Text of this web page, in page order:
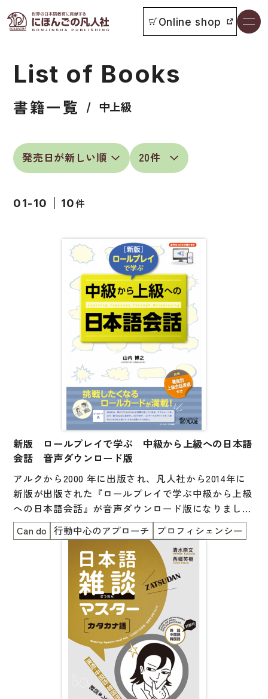
書籍一覧
お知らせ
イベント
教科書採用について
書籍の内容について
著作権について
原稿・企画の持ち込みについて
その他の質問
わたしたちについて
お問い合わせ
書店様向け
Online shop
本をさがす
日本語学習者用教科書
総合教科書
短期滞在者向け
留学生向け専門分野
表記（かな・漢字）
練習問題
日本語能力試験対策
日本留学試験対策
各種試験対策
日本語学習関連副読本
視聴覚・補助教材
List of Books
書籍一覧 中上級
01-10 10件
新版 ロールプレイで学ぶ 中級から上級への日本語
会話 音声ダウンロード版
アルクから2000 年に出版され、凡人社から2014年に
新版が出版された『ロールプレイで学ぶ中級から上級
への日本語会話』が音声ダウンロード版になりまし
た。
まずタスクを与え、その後で文型・語彙を教える「タ
スク先行型」の教育を具現化した本書は、今もなお、
学習者はもちろん、教師にも刺激的な一冊です。
別冊には、「復習しよう！」「練習しよう！」の解答
例と、「機能別上級会話表現」を付けたほか、「復習
しよう！」の会話文の音声を収録。
ロールプレイで話し、「復習しよう！」で聞き、「練
習しよう！」で書いて覚えることができます。
＊本書はCD付きの版（978-4-89358-880-7）と同じ内
Can do 行動中心のアプローチ プロフィシェンシー